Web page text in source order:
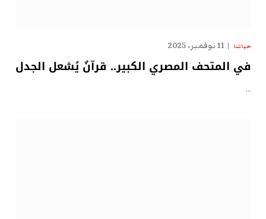
حياتنا 11 نوفمبر، 2025
في المتحف المصري الكبير.. قرآنٌ يُشعل الجدل
…